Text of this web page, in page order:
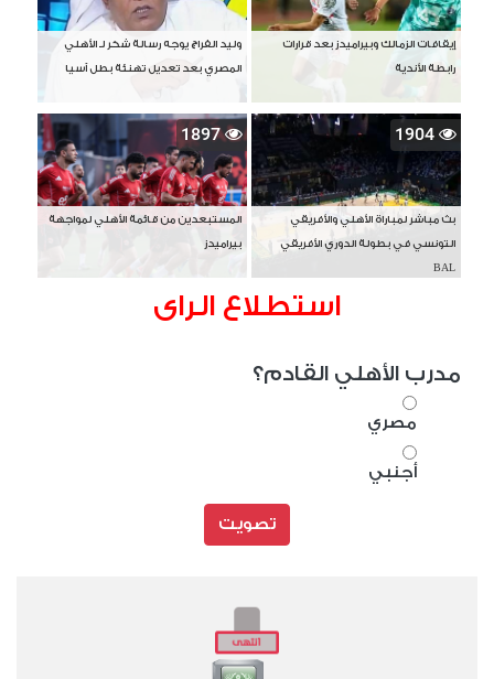
إيقافات الزمالك وبيراميدز بعد قرارات
رابطة الأندية
وليد الفراج يوجه رسالة شكر لـ الأهلي
المصري بعد تعديل تهنئة بطل آسيا
1904
بث مباشر لمباراة الأهلي والأفريقي
التونسي في بطولة الدوري الأفريقي
BAL
1897
المستبعدين من قائمة الأهلي لمواجهة
بيراميدز
استطلاع الراى
مدرب الأهلي القادم؟
مصري
أجنبي
تصويت